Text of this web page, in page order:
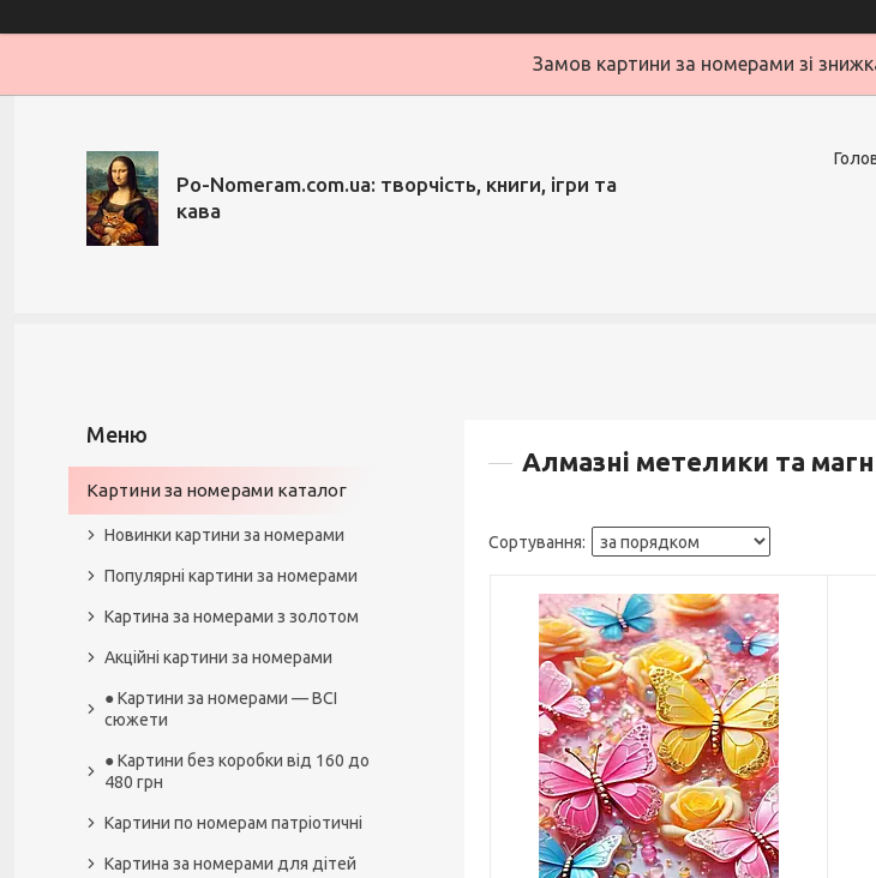
Замов картини за номерами зі
Po-Nomeram.com.ua: творчість, книги, ігри та
кава
Алмазні метелики та
Картини за номерами каталог
Новинки картини за номерами
Популярні картини за номерами
Картина за номерами з золотом
Акційні картини за номерами
● Картини за номерами — ВСІ
сюжети
● Картини без коробки від 160 до
480 грн
Картини по номерам патріотичні
Картина за номерами для дітей